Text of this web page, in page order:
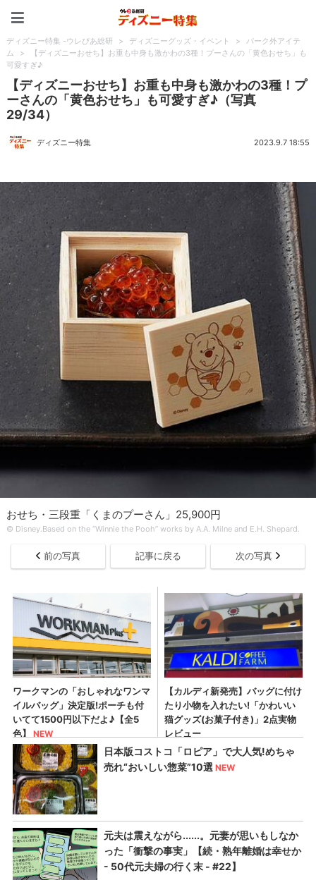
ディズニー特集 -ウレぴあ総研 > ディズニーグッズ・イベント >
パーク外アイテ
ム
>
【ディズニーおせち】お重も中身も激かわの3種！プーさんの「黄色おせち」も
可愛すぎ♪
【ディズニーおせち】お重も中身も激かわの3種！プ
ーさんの「黄色おせち」も可愛すぎ♪（写真
29/34）
ディズニー特集 2023.9.7 18:55
おせち・三段重「くまのプーさん」25,900円
© Disney.Based on the “Winnie the Pooh” works by A.A. Milne and E.H. Shepard.
前の写真 記事に戻る 次の写真